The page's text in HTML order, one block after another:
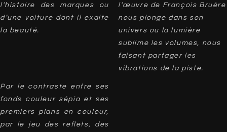
l’histoire des marques ou
d’une voiture dont il exalte
la beauté.
l’œuvre de François Bruère
nous plonge dans son
univers ou la lumière
sublime les volumes, nous
faisant partager les
vibrations de la piste.
Par le contraste entre ses
fonds couleur sépia et ses
premiers plans en couleur,
par le jeu des reflets, des